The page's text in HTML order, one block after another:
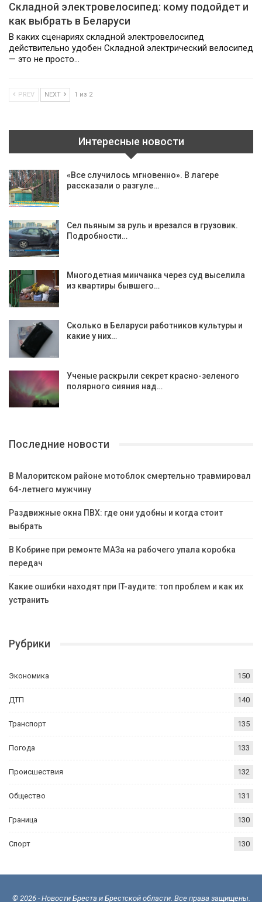
Складной электровелосипед: кому подойдет и
как выбрать в Беларуси
В каких сценариях складной электровелосипед
действительно удобен Складной электрический велосипед
— это не просто…
PREV NEXT 1 из 2
Интересные новости
«Все случилось мгновенно». В лагере
рассказали о разгуле…
Сел пьяным за руль и врезался в грузовик.
Подробности…
Многодетная минчанка через суд выселила
из квартиры бывшего…
Сколько в Беларуси работников культуры и
какие у них…
Ученые раскрыли секрет красно-зеленого
полярного сияния над…
Последние новости
В Малоритском районе мотоблок смертельно травмировал
64-летнего мужчину
Раздвижные окна ПВХ: где они удобны и когда стоит
выбрать
В Кобрине при ремонте МАЗа на рабочего упала коробка
передач
Какие ошибки находят при IT-аудите: топ проблем и как их
устранить
Рубрики
Экономика 150
ДТП 140
Транспорт 135
Погода 133
Происшествия 132
Общество 131
Граница 130
Спорт 130
© 2026 - Новости Бреста и Брестской области. Все права защищены.